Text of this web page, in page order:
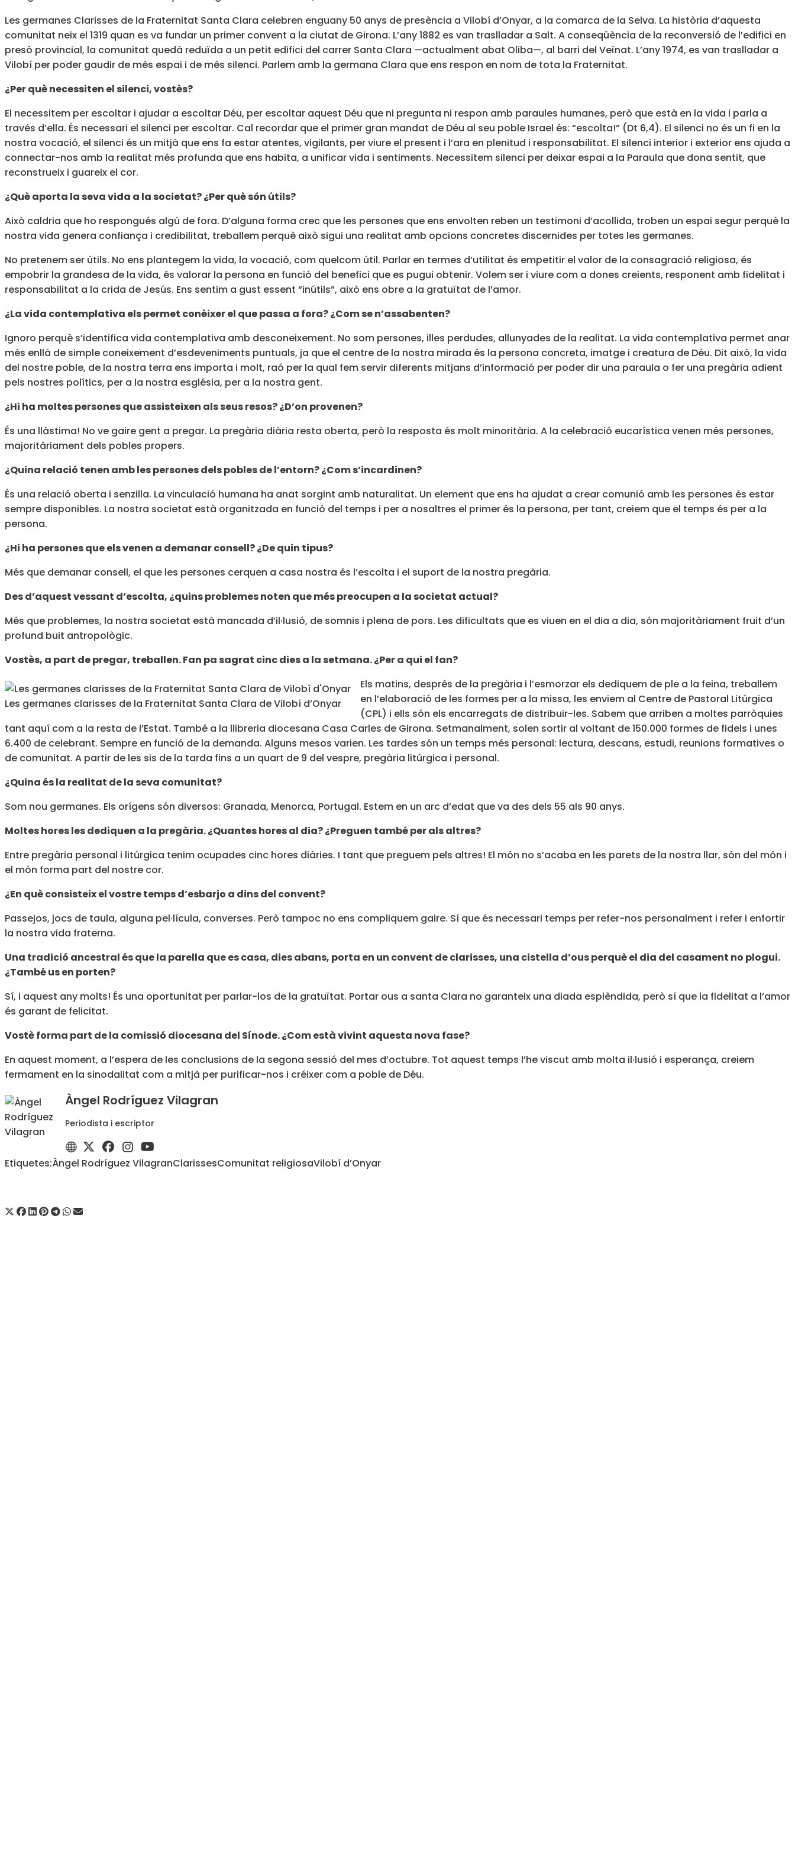
Les germanes Clarisses de la Fraternitat Santa Clara celebren enguany 50 anys de presència a Vilobí d’Onyar, a la comarca de la Selva. La història d’aquesta
comunitat neix el 1319 quan es va fundar un primer convent a la ciutat de Girona. L’any 1882 es van traslladar a Salt. A conseqüència de la reconversió de l’edifici en
presó provincial, la comunitat quedà reduïda a un petit edifici del carrer Santa Clara —actualment abat Oliba—, al barri del Veïnat. L’any 1974, es van traslladar a
Vilobí per poder gaudir de més espai i de més silenci. Parlem amb la germana Clara que ens respon en nom de tota la Fraternitat.
¿Per què necessiten el silenci, vostès?
El necessitem per escoltar i ajudar a escoltar Déu, per escoltar aquest Déu que ni pregunta ni respon amb paraules humanes, però que està en la vida i parla a
través d’ella. És necessari el silenci per escoltar. Cal recordar que el primer gran mandat de Déu al seu poble Israel és: “escolta!” (Dt 6,4). El silenci no és un fi en la
nostra vocació, el silenci és un mitjà que ens fa estar atentes, vigilants, per viure el present i l’ara en plenitud i responsabilitat. El silenci interior i exterior ens ajuda a
connectar-nos amb la realitat més profunda que ens habita, a unificar vida i sentiments. Necessitem silenci per deixar espai a la Paraula que dona sentit, que
reconstrueix i guareix el cor.
¿Què aporta la seva vida a la societat? ¿Per què són útils?
Això caldria que ho respongués algú de fora. D’alguna forma crec que les persones que ens envolten reben un testimoni d’acollida, troben un espai segur perquè la
nostra vida genera confiança i credibilitat, treballem perquè això sigui una realitat amb opcions concretes discernides per totes les germanes.
No pretenem ser útils. No ens plantegem la vida, la vocació, com quelcom útil. Parlar en termes d’utilitat és empetitir el valor de la consagració religiosa, és
empobrir la grandesa de la vida, és valorar la persona en funció del benefici que es pugui obtenir. Volem ser i viure com a dones creients, responent amb fidelitat i
responsabilitat a la crida de Jesús. Ens sentim a gust essent “inútils”, això ens obre a la gratuïtat de l’amor.
¿La vida contemplativa els permet conèixer el que passa a fora? ¿Com se n’assabenten?
Ignoro perquè s’identifica vida contemplativa amb desconeixement. No som persones, illes perdudes, allunyades de la realitat. La vida contemplativa permet anar
més enllà de simple coneixement d’esdeveniments puntuals, ja que el centre de la nostra mirada és la persona concreta, imatge i creatura de Déu. Dit això, la vida
del nostre poble, de la nostra terra ens importa i molt, raó per la qual fem servir diferents mitjans d’informació per poder dir una paraula o fer una pregària adient
pels nostres polítics, per a la nostra església, per a la nostra gent.
¿Hi ha moltes persones que assisteixen als seus resos? ¿D’on provenen?
És una llàstima! No ve gaire gent a pregar. La pregària diària resta oberta, però la resposta és molt minoritària. A la celebració eucarística venen més persones,
majoritàriament dels pobles propers.
¿Quina relació tenen amb les persones dels pobles de l’entorn? ¿Com s’incardinen?
És una relació oberta i senzilla. La vinculació humana ha anat sorgint amb naturalitat. Un element que ens ha ajudat a crear comunió amb les persones és estar
sempre disponibles. La nostra societat està organitzada en funció del temps i per a nosaltres el primer és la persona, per tant, creiem que el temps és per a la
persona.
¿Hi ha persones que els venen a demanar consell? ¿De quin tipus?
Més que demanar consell, el que les persones cerquen a casa nostra és l’escolta i el suport de la nostra pregària.
Des d’aquest vessant d’escolta, ¿quins problemes noten que més preocupen a la societat actual?
Més que problemes, la nostra societat està mancada d’il·lusió, de somnis i plena de pors. Les dificultats que es viuen en el dia a dia, són majoritàriament fruit d’un
profund buit antropològic.
Vostès, a part de pregar, treballen. Fan pa sagrat cinc dies a la setmana. ¿Per a qui el fan?
Les germanes clarisses de la Fraternitat Santa Clara de Vilobí d’Onyar
Els matins, després de la pregària i l’esmorzar els dediquem de ple a la feina, treballem
en l’elaboració de les formes per a la missa, les enviem al Centre de Pastoral Litúrgica
(CPL) i ells són els encarregats de distribuir-les. Sabem que arriben a moltes parròquies
tant aquí com a la resta de l’Estat. També a la llibreria diocesana Casa Carles de Girona. Setmanalment, solen sortir al voltant de 150.000 formes de fidels i unes
6.400 de celebrant. Sempre en funció de la demanda. Alguns mesos varien. Les tardes són un temps més personal: lectura, descans, estudi, reunions formatives o
de comunitat. A partir de les sis de la tarda fins a un quart de 9 del vespre, pregària litúrgica i personal.
¿Quina és la realitat de la seva comunitat?
Som nou germanes. Els orígens són diversos: Granada, Menorca, Portugal. Estem en un arc d’edat que va des dels 55 als 90 anys.
Moltes hores les dediquen a la pregària. ¿Quantes hores al dia? ¿Preguen també per als altres?
Entre pregària personal i litúrgica tenim ocupades cinc hores diàries. I tant que preguem pels altres! El món no s’acaba en les parets de la nostra llar, són del món i
el món forma part del nostre cor.
¿En què consisteix el vostre temps d’esbarjo a dins del convent?
Passejos, jocs de taula, alguna pel·lícula, converses. Però tampoc no ens compliquem gaire. Sí que és necessari temps per refer-nos personalment i refer i enfortir
la nostra vida fraterna.
Una tradició ancestral és que la parella que es casa, dies abans, porta en un convent de clarisses, una cistella d’ous perquè el dia del casament no plogui.
¿També us en porten?
Sí, i aquest any molts! És una oportunitat per parlar-los de la gratuïtat. Portar ous a santa Clara no garanteix una diada esplèndida, però sí que la fidelitat a l’amor
és garant de felicitat.
Vostè forma part de la comissió diocesana del Sínode. ¿Com està vivint aquesta nova fase?
En aquest moment, a l’espera de les conclusions de la segona sessió del mes d’octubre. Tot aquest temps l’he viscut amb molta il·lusió i esperança, creiem
fermament en la sinodalitat com a mitjà per purificar-nos i créixer com a poble de Déu.
Àngel Rodríguez Vilagran
Periodista i escriptor
Etiquetes:Àngel Rodríguez VilagranClarissesComunitat religiosaVilobí d’Onyar